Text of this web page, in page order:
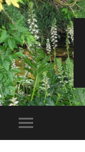
Alternar
el